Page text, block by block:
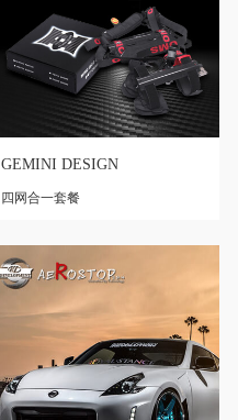
GEMINI DESIGN
四网合一套餐